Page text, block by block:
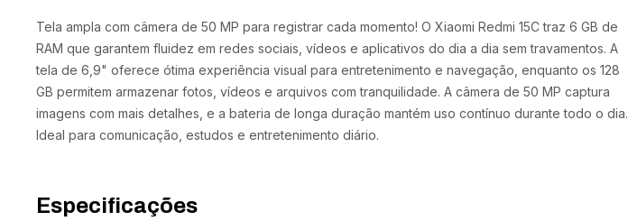
Tela ampla com câmera de 50 MP para registrar cada momento! O Xiaomi Redmi 15C traz 6 GB de
RAM que garantem fluidez em redes sociais, vídeos e aplicativos do dia a dia sem travamentos. A
tela de 6,9" oferece ótima experiência visual para entretenimento e navegação, enquanto os 128
GB permitem armazenar fotos, vídeos e arquivos com tranquilidade. A câmera de 50 MP captura
imagens com mais detalhes, e a bateria de longa duração mantém uso contínuo durante todo o dia.
Ideal para comunicação, estudos e entretenimento diário.
Especificações